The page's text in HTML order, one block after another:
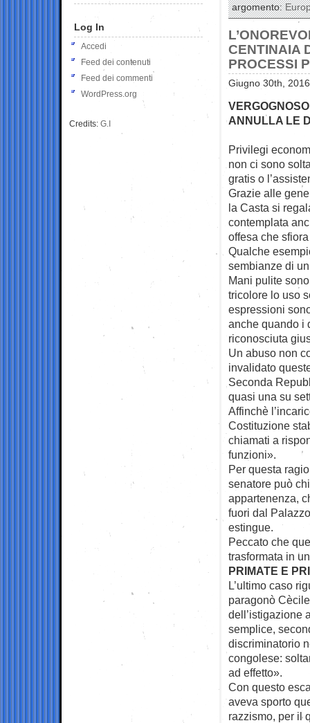
argomento:
CENTINAIA
PROCESSI
Giugno 30th,
ANNULLA LE
Privilegi
non ci sono
gratis o
Grazie alle
la Casta si
contemplata
offesa che
Qualche
sembianze di
Mani pulite
tricolore lo uso
espressioni
anche quando i
riconosciuta
Un abuso non
invalidato
Seconda
quasi una su
Affinchè
Costituzione
chiamati a
funzioni».
Per questa
senatore può
appartenenza,
fuori dal
estingue.
Peccato che
trasformata in
PRIMATE E
L’ultimo caso
paragonò
dell’istigazione
semplice,
discriminatorio
congolese:
ad effetto».
Con questo
aveva sporto
razzismo, per il
Log In
Accedi
Feed dei contenuti
Feed dei commenti
WordPress.org
Credits: G.I